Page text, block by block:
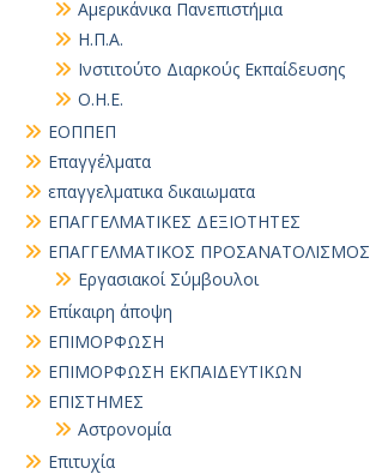
Αμερικάνικα Πανεπιστήμια
Η.Π.Α.
Ινστιτούτο Διαρκούς Εκπαίδευσης
Ο.Η.Ε.
ΕΟΠΠΕΠ
Επαγγέλματα
επαγγελματικα δικαιωματα
ΕΠΑΓΓΕΛΜΑΤΙΚΕΣ ΔΕΞΙΟΤΗΤΕΣ
ΕΠΑΓΓΕΛΜΑΤΙΚΟΣ ΠΡΟΣΑΝΑΤΟΛΙΣΜΟΣ
Εργασιακοί Σύμβουλοι
Επίκαιρη άποψη
ΕΠΙΜΟΡΦΩΣΗ
ΕΠΙΜΟΡΦΩΣΗ ΕΚΠΑΙΔΕΥΤΙΚΩΝ
ΕΠΙΣΤΗΜΕΣ
Αστρονομία
Επιτυχία